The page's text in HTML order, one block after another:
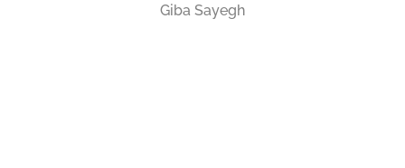
Giba Sayegh